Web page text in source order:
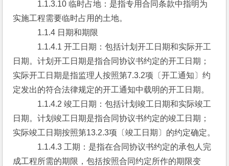
1.1.3.10 临时占地：是指专用合同条款中指明为
实施工程需要临时占用的土地。
1.1.4 日期和期限
1.1.4.1 开工日期：包括计划开工日期和实际开工
日期。计划开工日期是指合同协议书约定的开工日期；
实际开工日期是指监理人按照第7.3.2项〔开工通知〕约
定发出的符合法律规定的开工通知中载明的开工日期。
1.1.4.2 竣工日期：包括计划竣工日期和实际竣工
日期。计划竣工日期是指合同协议书约定的竣工日期；
1.1.4.3 工期：是指在合同协议书约定的承包人完
成工程所需的期限，包括按照合同约定所作的期限变